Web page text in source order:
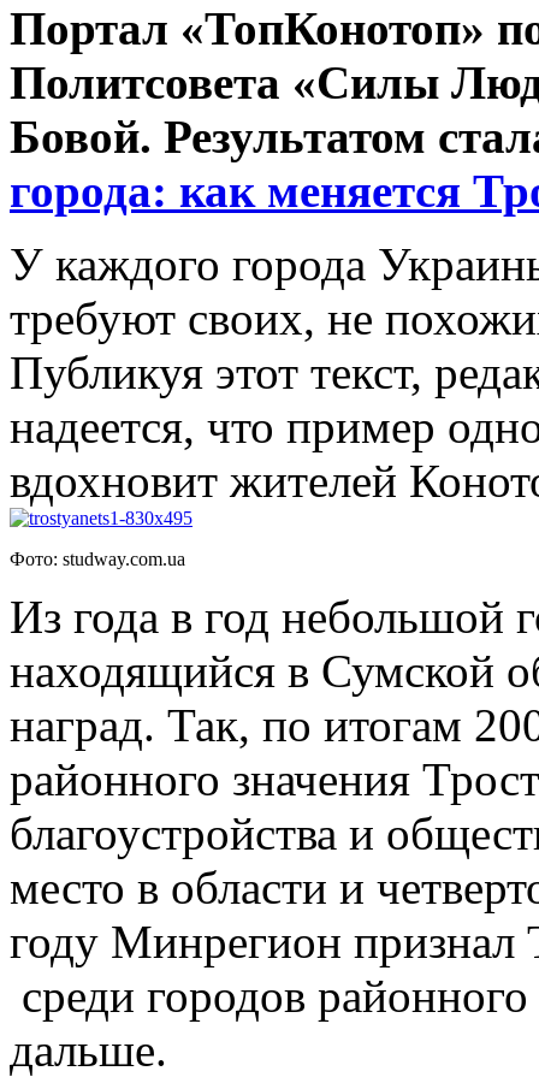
Портал «ТопКонотоп»
Политсовета «Силы
Бовой. Результатом
города: как меняется
У каждого города
требуют своих, не
Публикуя этот текст,
надеется, что пример
вдохновит жителей
Фото: studway.com.ua
Из года в год небольшой
находящийся в Сумской
наград. Так, по итогам
районного значения
благоустройства и
место в области и
году Минрегион признал
среди городов
дальше.